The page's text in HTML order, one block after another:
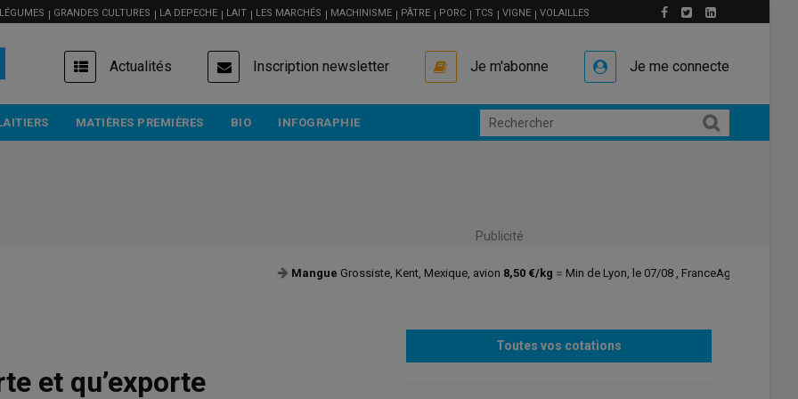
GRANDES CULTURES LA DEPECHE LAIT LES MARCHÉS MACHINISME PÂTRE PORC TCS VIGNE VOLAILLES
USER
ACCOUNT
MENU
Actualités Inscription newsletter Je m'abonne Je me connecte
MATIÈRES PREMIÈRES BIO INFOGRAPHIE
Publicité
Min de Lyon, le 07/08 , FranceAgriMer - RNM
et qu’exporte
Toutes vos cotations